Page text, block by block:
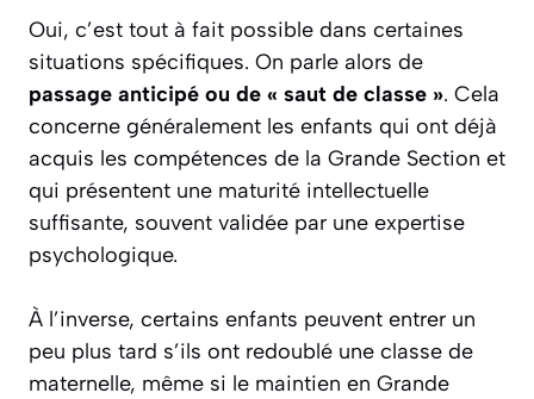
Oui, c’est tout à fait possible dans certaines
situations spécifiques. On parle alors de
passage anticipé ou de « saut de classe ». Cela
concerne généralement les enfants qui ont déjà
acquis les compétences de la Grande Section et
qui présentent une maturité intellectuelle
suffisante, souvent validée par une expertise
psychologique.
À l’inverse, certains enfants peuvent entrer un
peu plus tard s’ils ont redoublé une classe de
maternelle, même si le maintien en Grande